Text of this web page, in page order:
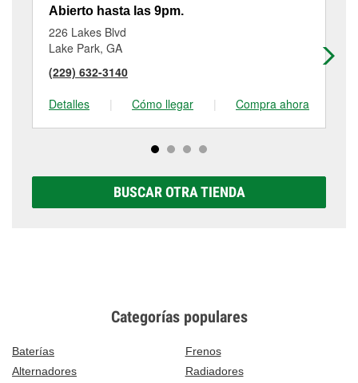
Abierto hasta las 9pm.
226 Lakes Blvd
Lake Park, GA
(229) 632-3140
Detalles
| Cómo llegar | Compra ahora
BUSCAR OTRA TIENDA
Categorías populares
Baterías
Frenos
Alternadores
Radiadores